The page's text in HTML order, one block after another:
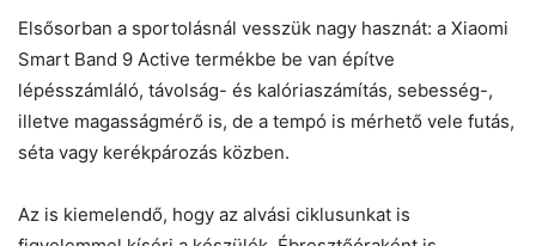
Elsősorban a sportolásnál vesszük nagy hasznát: a Xiaomi
Smart Band 9 Active termékbe be van építve
lépésszámláló, távolság- és kalóriaszámítás, sebesség-,
illetve magasságmérő is, de a tempó is mérhető vele futás,
séta vagy kerékpározás közben.
Az is kiemelendő, hogy az alvási ciklusunkat is